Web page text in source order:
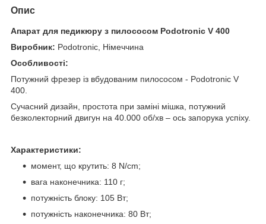
Опис
Апарат для педикюру з пилососом Podotronic V 400
Виробник: Podotronic, Німеччина
Особливості:
Потужний фрезер із вбудованим пилососом - Podotronic V
400.
Сучасний дизайн, простота при заміні мішка, потужний
безколекторний двигун на 40.000 об/хв – ось запорука успіху.
Характеристики:
момент, що крутить: 8 N/cm;
вага наконечника: 110 г;
потужність блоку: 105 Вт;
потужність наконечника: 80 Вт;